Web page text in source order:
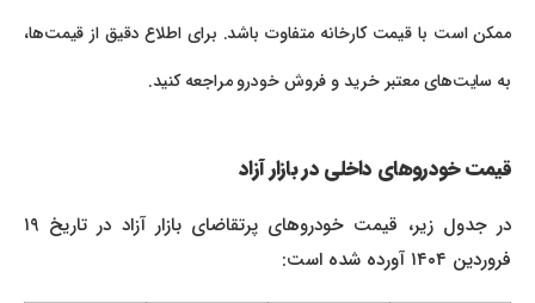
ممکن است با قیمت کارخانه متفاوت باشد. برای اطلاع دقیق از قیمت‌ها،
به سایت‌های معتبر خرید و فروش خودرو مراجعه کنید.
قیمت خودروهای داخلی در بازار آزاد
در جدول زیر، قیمت خودروهای پرتقاضای بازار آزاد در تاریخ ۱۹
فروردین ۱۴۰۴ آورده شده است: